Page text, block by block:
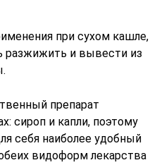
при сухом кашле,
разжижить и вывести из
препарат
сироп и капли, поэтому
себя наиболее удобный
видоформ лекарства